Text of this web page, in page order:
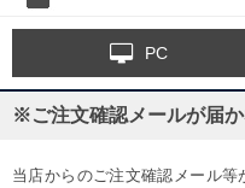
PC
※ご注文確認メールが届
当店からのご注文確認メール